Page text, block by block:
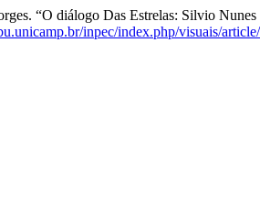
“O diálogo Das Estrelas: Silvio
inpec/index.php/visuais/